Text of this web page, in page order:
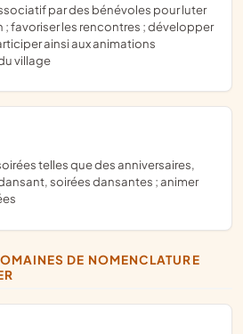
favoriser les rencontres ; développer
ainsi aux animations
village
soirées dansantes ; animer